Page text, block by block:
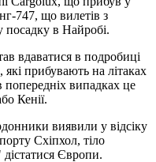
747, що вилетів з
посадку в Найробі.
вдаватися в подробиці
прибувають на літаках
попередніх випадках це
Кенії.
виявили у відсіку
Схіпхол, тіло
Європи.